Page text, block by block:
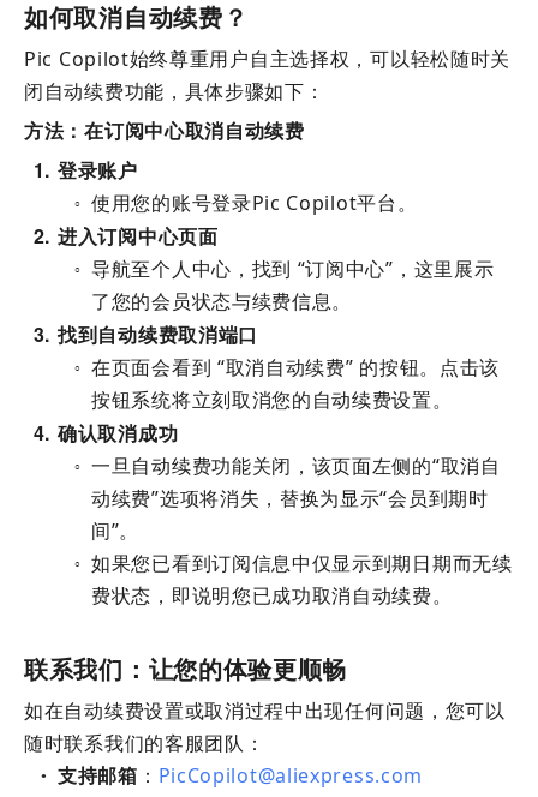
如何取消自动续费？
Pic Copilot始终尊重用户自主选择权，可以轻松随时关
闭自动续费功能，具体步骤如下：
方法：在订阅中心取消自动续费
1 登录账户
○ 使用您的账号登录Pic Copilot平台。
2 进入订阅中心页面
○
导航至个人中心，找到 “订阅中心”，这里展示
了您的会员状态与续费信息。
3 找到自动续费取消端口
○
在页面会看到 “取消自动续费” 的按钮。点击该
按钮系统将立刻取消您的自动续费设置。
4 确认取消成功
○
一旦自动续费功能关闭，该页面左侧的“取消自
动续费”选项将消失，替换为显示“会员到期时
间”。
○
如果您已看到订阅信息中仅显示到期日期而无续
费状态，即说明您已成功取消自动续费。
联系我们：让您的体验更顺畅
如在自动续费设置或取消过程中出现任何问题，您可以
随时联系我们的客服团队：
● 支持邮箱 ： PicCopilot@aliexpress.com